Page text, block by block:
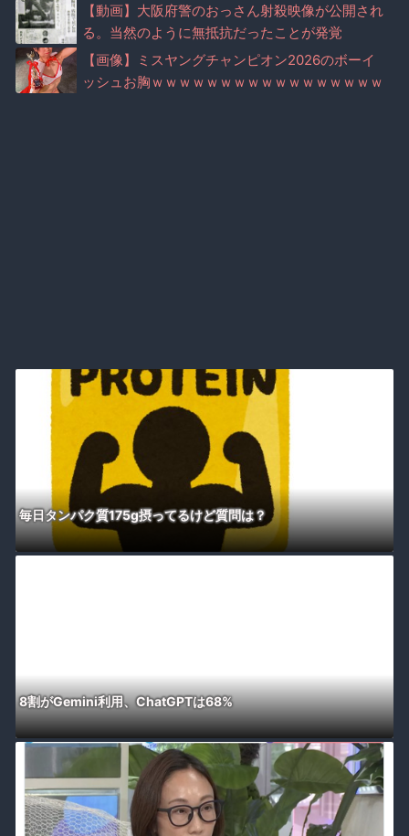
【動画】大阪府警のおっさん射殺映像が公開され
る。当然のように無抵抗だったことが発覚
【画像】ミスヤングチャンピオン2026のボーイ
ッシュお胸ｗｗｗｗｗｗｗｗｗｗｗｗｗｗｗｗｗ
毎日タンパク質175g摂ってるけど質問は？
8割がGemini利用、ChatGPTは68%